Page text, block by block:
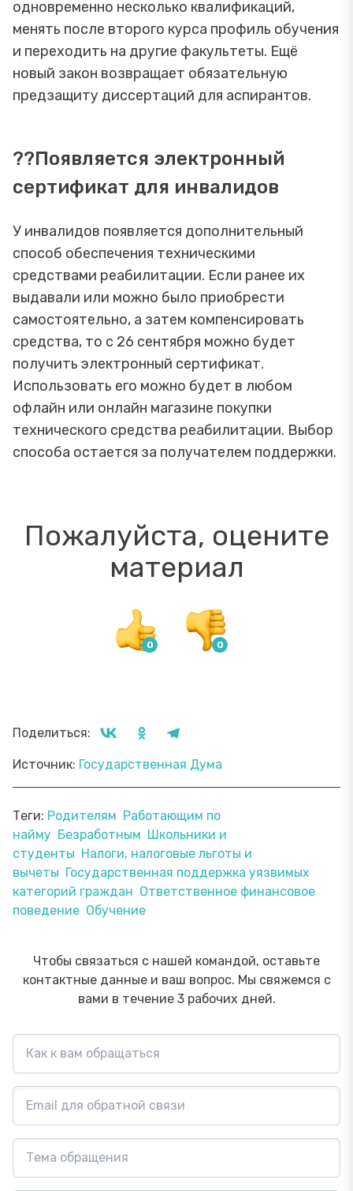
одновременно несколько квалификаций,
менять после второго курса профиль обучения
и переходить на другие факультеты. Ещё
новый закон возвращает обязательную
предзащиту диссертаций для аспирантов.
??Появляется электронный
сертификат для инвалидов
У инвалидов появляется дополнительный
способ обеспечения техническими
средствами реабилитации. Если ранее их
выдавали или можно было приобрести
самостоятельно, а затем компенсировать
средства, то с 26 сентября можно будет
получить электронный сертификат.
Использовать его можно будет в любом
офлайн или онлайн магазине покупки
технического средства реабилитации. Выбор
способа остается за получателем поддержки.
Пожалуйста, оцените
материал
Поделиться:
Источник: Государственная Дума
Теги: Родителям Работающим по
найму Безработным Школьники и
студенты Налоги, налоговые льготы и
вычеты Государственная поддержка уязвимых
категорий граждан Ответственное финансовое
поведение Обучение
Чтобы связаться с нашей командой, оставьте
контактные данные и ваш вопрос. Мы свяжемся с
вами в течение 3 рабочих дней.